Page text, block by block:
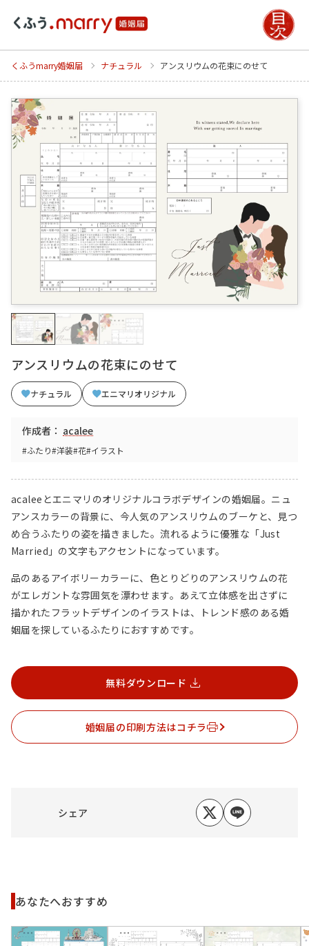
くふうmarry婚姻届 ナチュラル アンスリウムの花束にのせて
アンスリウムの花束にのせて
ナチュラル エニマリオリジナル
作成者： acalee
#ふたり#洋装#花#イラスト
acaleeとエニマリのオリジナルコラボデザインの婚姻届。ニュ
アンスカラーの背景に、今人気のアンスリウムのブーケと、見つ
め合うふたりの姿を描きました。流れるように優雅な「Just
Married」の文字もアクセントになっています。
品のあるアイボリーカラーに、色とりどりのアンスリウムの花
がエレガントな雰囲気を漂わせます。あえて立体感を出さずに
描かれたフラットデザインのイラストは、トレンド感のある婚
姻届を探しているふたりにおすすめです。
無料ダウンロード
婚姻届の印刷方法はコチラ
シェア
あなたへおすすめ